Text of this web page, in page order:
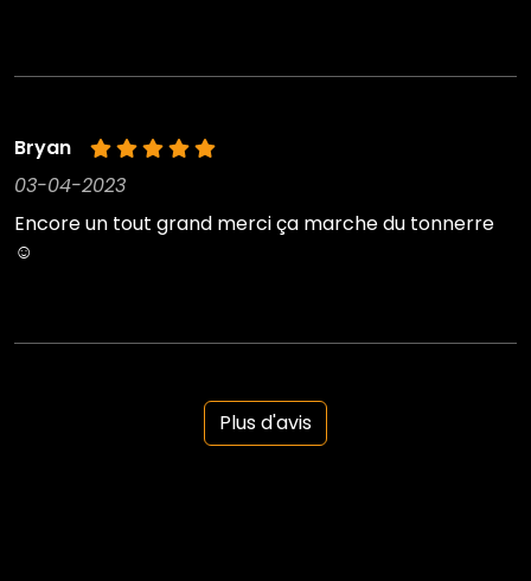
Bryan
03-04-2023
Encore un tout grand merci ça marche du tonnerre
☺️
Plus d'avis